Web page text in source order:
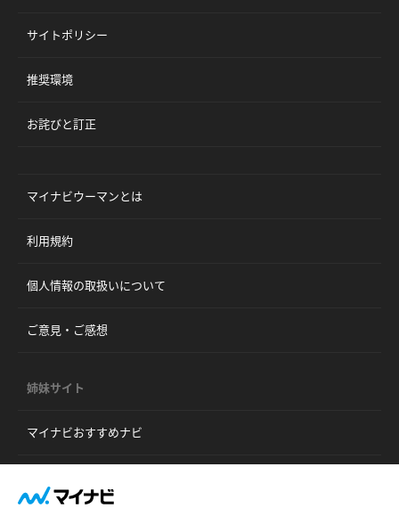
サイトポリシー
推奨環境
お詫びと訂正
マイナビウーマンとは
利用規約
個人情報の取扱いについて
ご意見・ご感想
姉妹サイト
マイナビおすすめナビ